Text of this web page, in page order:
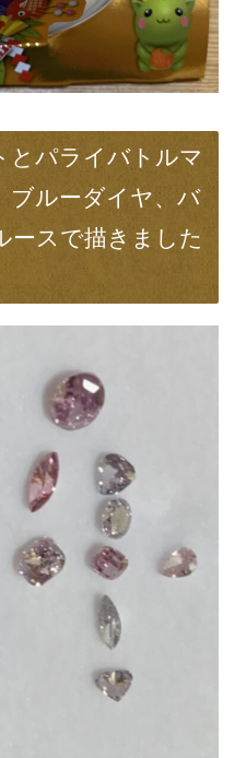
とパライバトルマ
ブルーダイヤ、バ
ースで描きました